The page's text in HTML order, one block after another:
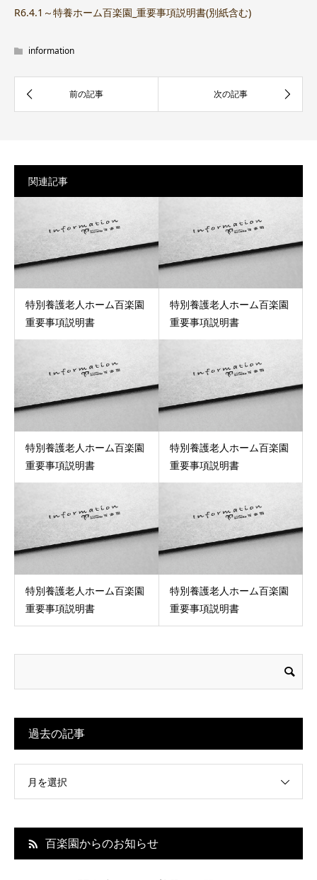
R6.4.1～特養ホーム百楽園_重要事項説明書(別紙含む)
information
関連記事
特別養護老人ホーム百楽園
重要事項説明書
特別養護老人ホーム百楽園
重要事項説明書
特別養護老人ホーム百楽園
重要事項説明書
特別養護老人ホーム百楽園
重要事項説明書
特別養護老人ホーム百楽園
重要事項説明書
特別養護老人ホーム百楽園
重要事項説明書
過去の記事
月を選択
百楽園からのお知らせ